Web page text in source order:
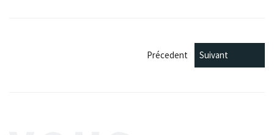
Précedent Suivant